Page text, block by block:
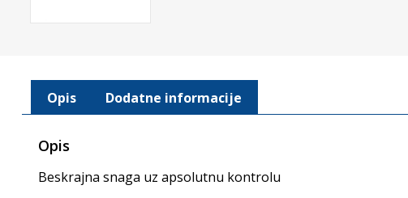
Opis Dodatne informacije
Opis
Beskrajna snaga uz apsolutnu kontrolu